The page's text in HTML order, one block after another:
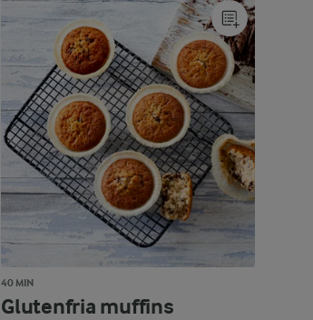
40 MIN
Glutenfria muffins